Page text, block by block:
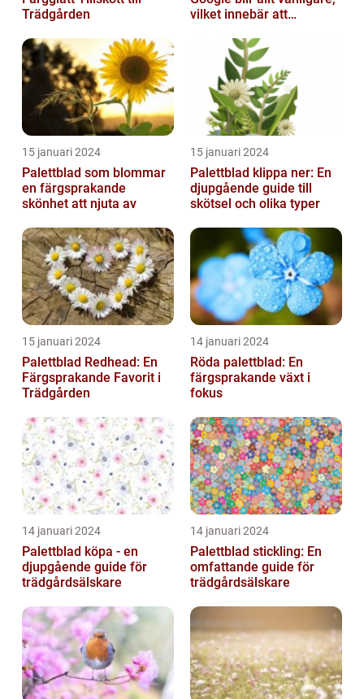
Trädgården
vilket innebär att
att fö...
15 januari 2024
Palettblad som blommar
en färgsprakande
skönhet att njuta av
15 januari 2024
Palettblad klippa ner: En
djupgående guide till
skötsel och olika typer
15 januari 2024
Palettblad Redhead: En
Färgsprakande Favorit i
Trädgården
14 januari 2024
Röda palettblad: En
färgsprakande växt i
fokus
14 januari 2024
Palettblad köpa - en
djupgående guide för
trädgårdsälskare
14 januari 2024
Palettblad stickling: En
omfattande guide för
trädgårdsälskare